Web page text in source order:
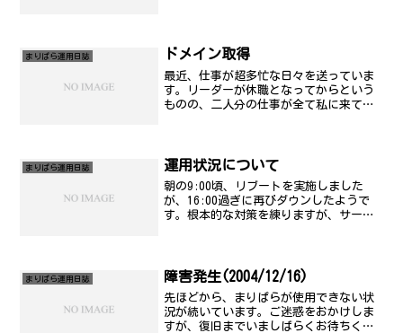
近いうちに寄付を募るとい...
まりぱら運用日誌 ドメイン取得
最近、仕事が超多忙な日々を送っていま
す。リーダーが休職となってからという
ものの、二人分の仕事が全て私に来てし
某嬢のファンサイトを立ち上...
まりぱら運用日誌 運用状況について
朝の9:00頃、リブートを実施しました
が、16:00過ぎに再びダウンしたようで
す。根本的な対策を練りますが、サーバ
まりぱら運用日誌 障害発生(2004/12/16)
先ほどから、まりぱらが使用できない状
況が続いています。ご迷惑をおかけしま
すが、復旧までいましばらくお待ちくだ